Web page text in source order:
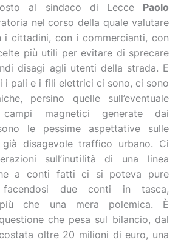
al sindaco di Lecce Paolo
nel corso della quale valutare
i cittadini, con i commercianti, con
più utili per evitare di sprecare
disagi agli utenti della strada. E
i pali e i fili elettrici ci sono, ci sono
persino quelle sull’eventuale
magnetici generate dai
le pessime aspettative sulle
disagevole traffico urbano. Ci
sull’inutilità di una linea
a conti fatti ci si poteva pure
facendosi due conti in tasca,
più che una mera polemica. È
che pesa sul bilancio, dal
oltre 20 milioni di euro, una